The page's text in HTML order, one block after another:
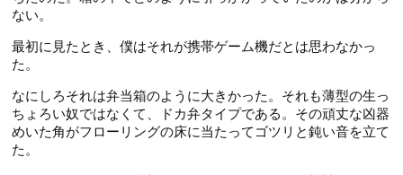
ない。
最初に見たとき、僕はそれが携帯ゲーム機だとは思わなかっ
た。
なにしろそれは弁当箱のように大きかった。それも薄型の生っ
ちょろい奴ではなくて、ドカ弁タイプである。その頑丈な凶器
めいた角がフローリングの床に当たってゴツリと鈍い音を立て
た。